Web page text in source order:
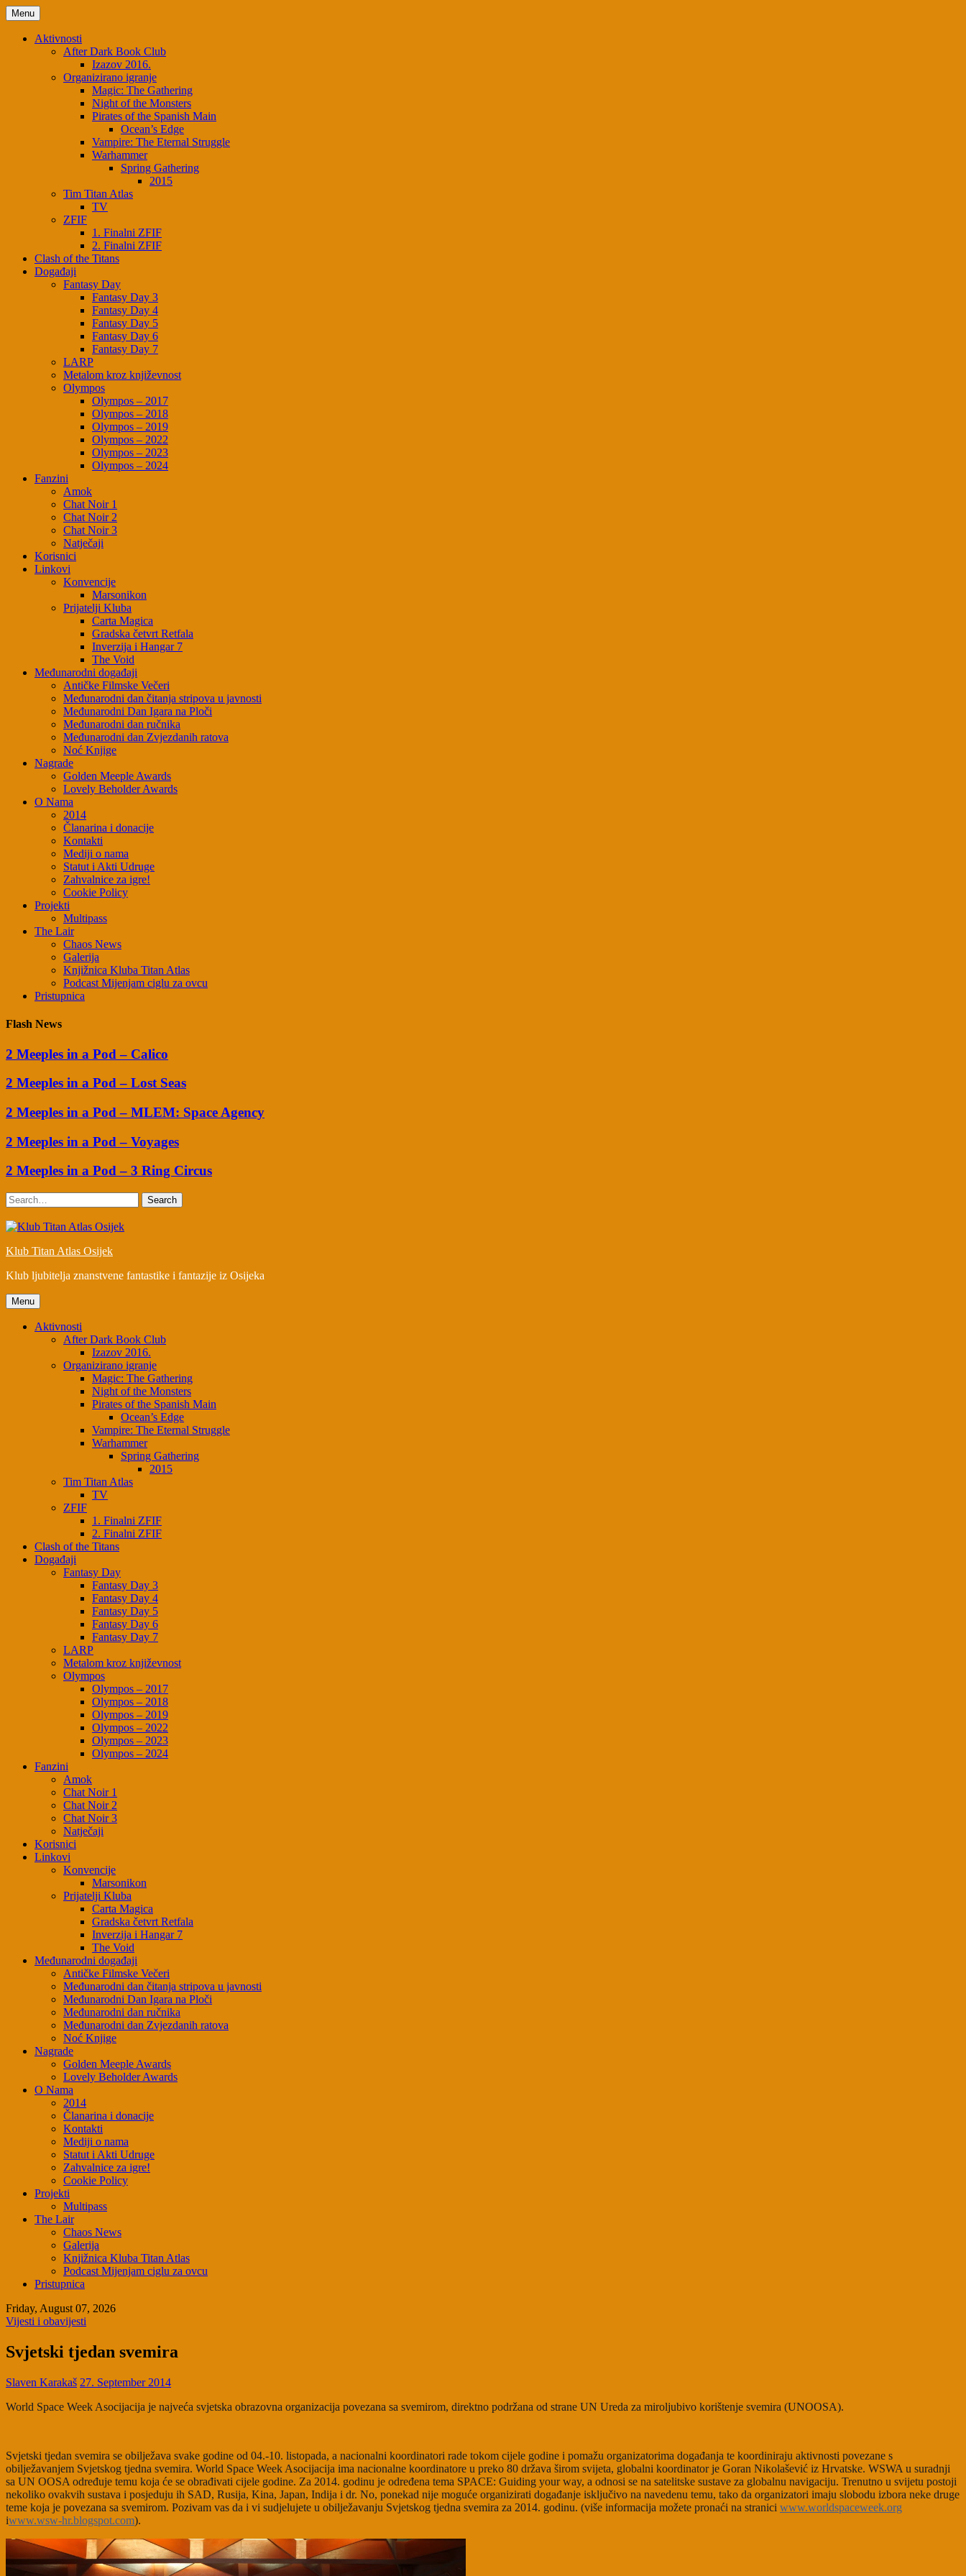
Skip
to
content
Menu
Aktivnosti
After Dark Book Club
Izazov 2016.
Organizirano igranje
Magic: The Gathering
Night of the Monsters
Pirates of the Spanish Main
Ocean’s Edge
Vampire: The Eternal Struggle
Warhammer
Spring Gathering
2015
Tim Titan Atlas
TV
ZFIF
1. Finalni ZFIF
2. Finalni ZFIF
Clash of the Titans
Događaji
Fantasy Day
Fantasy Day 3
Fantasy Day 4
Fantasy Day 5
Fantasy Day 6
Fantasy Day 7
LARP
Metalom kroz književnost
Olympos
Olympos – 2017
Olympos – 2018
Olympos – 2019
Olympos – 2022
Olympos – 2023
Olympos – 2024
Fanzini
Amok
Chat Noir 1
Chat Noir 2
Chat Noir 3
Natječaji
Korisnici
Linkovi
Konvencije
Marsonikon
Prijatelji Kluba
Carta Magica
Gradska četvrt Retfala
Inverzija i Hangar 7
The Void
Međunarodni događaji
Antičke Filmske Večeri
Međunarodni dan čitanja stripova u javnosti
Međunarodni Dan Igara na Ploči
Međunarodni dan ručnika
Međunarodni dan Zvjezdanih ratova
Noć Knjige
Nagrade
Golden Meeple Awards
Lovely Beholder Awards
O Nama
2014
Članarina i donacije
Kontakti
Mediji o nama
Statut i Akti Udruge
Zahvalnice za igre!
Cookie Policy
Projekti
Multipass
The Lair
Chaos News
Galerija
Knjižnica Kluba Titan Atlas
Podcast Mijenjam ciglu za ovcu
Pristupnica
Flash News
2 Meeples in a Pod – Calico
2 Meeples in a Pod – Lost Seas
2 Meeples in a Pod – MLEM: Space Agency
2 Meeples in a Pod – Voyages
2 Meeples in a Pod – 3 Ring Circus
Search
Klub Titan Atlas Osijek
Klub ljubitelja znanstvene fantastike i fantazije iz Osijeka
Menu
Aktivnosti
After Dark Book Club
Izazov 2016.
Organizirano igranje
Magic: The Gathering
Night of the Monsters
Pirates of the Spanish Main
Ocean’s Edge
Vampire: The Eternal Struggle
Warhammer
Spring Gathering
2015
Tim Titan Atlas
TV
ZFIF
1. Finalni ZFIF
2. Finalni ZFIF
Clash of the Titans
Događaji
Fantasy Day
Fantasy Day 3
Fantasy Day 4
Fantasy Day 5
Fantasy Day 6
Fantasy Day 7
LARP
Metalom kroz književnost
Olympos
Olympos – 2017
Olympos – 2018
Olympos – 2019
Olympos – 2022
Olympos – 2023
Olympos – 2024
Fanzini
Amok
Chat Noir 1
Chat Noir 2
Chat Noir 3
Natječaji
Korisnici
Linkovi
Konvencije
Marsonikon
Prijatelji Kluba
Carta Magica
Gradska četvrt Retfala
Inverzija i Hangar 7
The Void
Međunarodni događaji
Antičke Filmske Večeri
Međunarodni dan čitanja stripova u javnosti
Međunarodni Dan Igara na Ploči
Međunarodni dan ručnika
Međunarodni dan Zvjezdanih ratova
Noć Knjige
Nagrade
Golden Meeple Awards
Lovely Beholder Awards
O Nama
2014
Članarina i donacije
Kontakti
Mediji o nama
Statut i Akti Udruge
Zahvalnice za igre!
Cookie Policy
Projekti
Multipass
The Lair
Chaos News
Galerija
Knjižnica Kluba Titan Atlas
Podcast Mijenjam ciglu za ovcu
Pristupnica
Friday, August 07, 2026
Vijesti i obavijesti
Svjetski tjedan svemira
Slaven Karakaš 27. September 2014
World Space Week Asocijacija je najveća svjetska obrazovna organizacija povezana sa svemirom, direktno podržana od strane UN Ureda za miroljubivo korištenje svemira (UNOOSA).
Svjetski tjedan svemira se obilježava svake godine od 04.-10. listopada, a nacionalni koordinatori rade tokom cijele godine i pomažu organizatorima događanja te koordiniraju aktivnosti povezane s
obilježavanjem Svjetskog tjedna svemira. World Space Week Asocijacija ima nacionalne koordinatore u preko 80 država širom svijeta, globalni koordinator je Goran Nikolašević iz Hrvatske. WSWA u suradnji
sa UN OOSA određuje temu koja će se obrađivati cijele godine. Za 2014. godinu je određena tema SPACE: Guiding your way, a odnosi se na satelitske sustave za globalnu navigaciju. Trenutno u svijetu postoji
nekoliko ovakvih sustava i posjeduju ih SAD, Rusija, Kina, Japan, Indija i dr. No, ponekad nije moguće organizirati događanje isključivo na navedenu temu, tako da organizatori imaju slobodu izbora neke druge
teme koja je povezana sa svemirom. Pozivam vas da i vi sudjelujete u obilježavanju Svjetskog tjedna svemira za 2014. godinu. (više informacija možete pronaći na stranici www.worldspaceweek.org
iwww.wsw-hr.blogspot.com).